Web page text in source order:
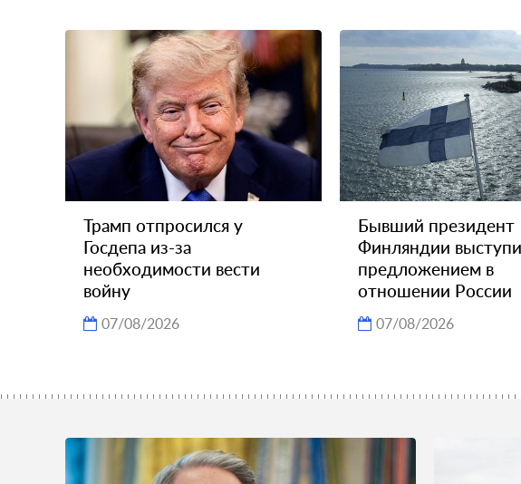
Трамп отпросился у
Госдепа из-за
необходимости вести
войну
07/08/2026
Бывший президент
Финляндии
предложением в
отношении России
07/08/2026